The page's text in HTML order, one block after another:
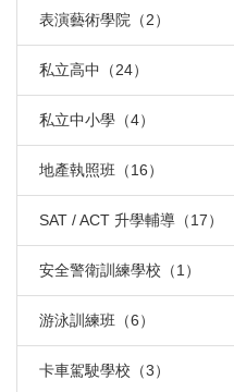
表演藝術學院（2）
私立高中（24）
私立中小學（4）
地產執照班（16）
SAT / ACT 升學輔導（17）
安全警衛訓練學校（1）
游泳訓練班（6）
卡車駕駛學校（3）